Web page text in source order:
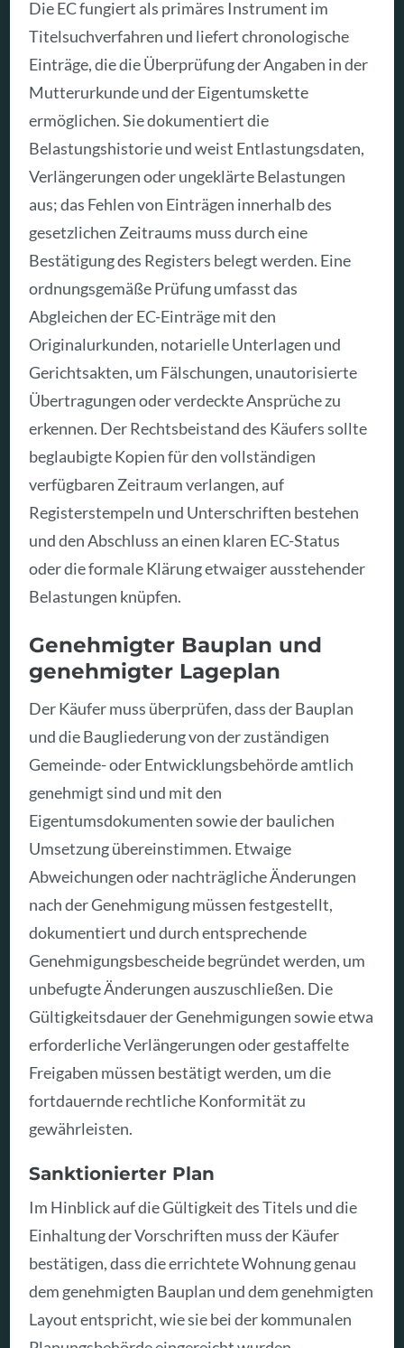
Die EC fungiert als primäres Instrument im
Titelsuchverfahren und liefert chronologische
Einträge, die die Überprüfung der Angaben in der
Mutterurkunde und der Eigentumskette
ermöglichen. Sie dokumentiert die
Belastungshistorie und weist Entlastungsdaten,
Verlängerungen oder ungeklärte Belastungen
aus; das Fehlen von Einträgen innerhalb des
gesetzlichen Zeitraums muss durch eine
Bestätigung des Registers belegt werden. Eine
ordnungsgemäße Prüfung umfasst das
Abgleichen der EC-Einträge mit den
Originalurkunden, notarielle Unterlagen und
Gerichtsakten, um Fälschungen, unautorisierte
Übertragungen oder verdeckte Ansprüche zu
erkennen. Der Rechtsbeistand des Käufers sollte
beglaubigte Kopien für den vollständigen
verfügbaren Zeitraum verlangen, auf
Registerstempeln und Unterschriften bestehen
und den Abschluss an einen klaren EC-Status
oder die formale Klärung etwaiger ausstehender
Belastungen knüpfen.
Genehmigter Bauplan und
genehmigter Lageplan
Der Käufer muss überprüfen, dass der Bauplan
und die Baugliederung von der zuständigen
Gemeinde- oder Entwicklungsbehörde amtlich
genehmigt sind und mit den
Eigentumsdokumenten sowie der baulichen
Umsetzung übereinstimmen. Etwaige
Abweichungen oder nachträgliche Änderungen
nach der Genehmigung müssen festgestellt,
dokumentiert und durch entsprechende
Genehmigungsbescheide begründet werden, um
unbefugte Änderungen auszuschließen. Die
Gültigkeitsdauer der Genehmigungen sowie etwa
erforderliche Verlängerungen oder gestaffelte
Freigaben müssen bestätigt werden, um die
fortdauernde rechtliche Konformität zu
gewährleisten.
Sanktionierter Plan
Im Hinblick auf die Gültigkeit des Titels und die
Einhaltung der Vorschriften muss der Käufer
bestätigen, dass die errichtete Wohnung genau
dem genehmigten Bauplan und dem genehmigten
Layout entspricht, wie sie bei der kommunalen